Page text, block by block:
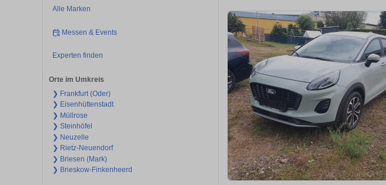
Alle Marken
Messen & Events
Experten finden
Orte im Umkreis
❯ Frankfurt (Oder)
❯ Eisenhüttenstadt
❯ Müllrose
❯ Steinhöfel
❯ Neuzelle
❯ Rietz-Neuendorf
❯ Briesen (Mark)
❯ Brieskow-Finkenheerd